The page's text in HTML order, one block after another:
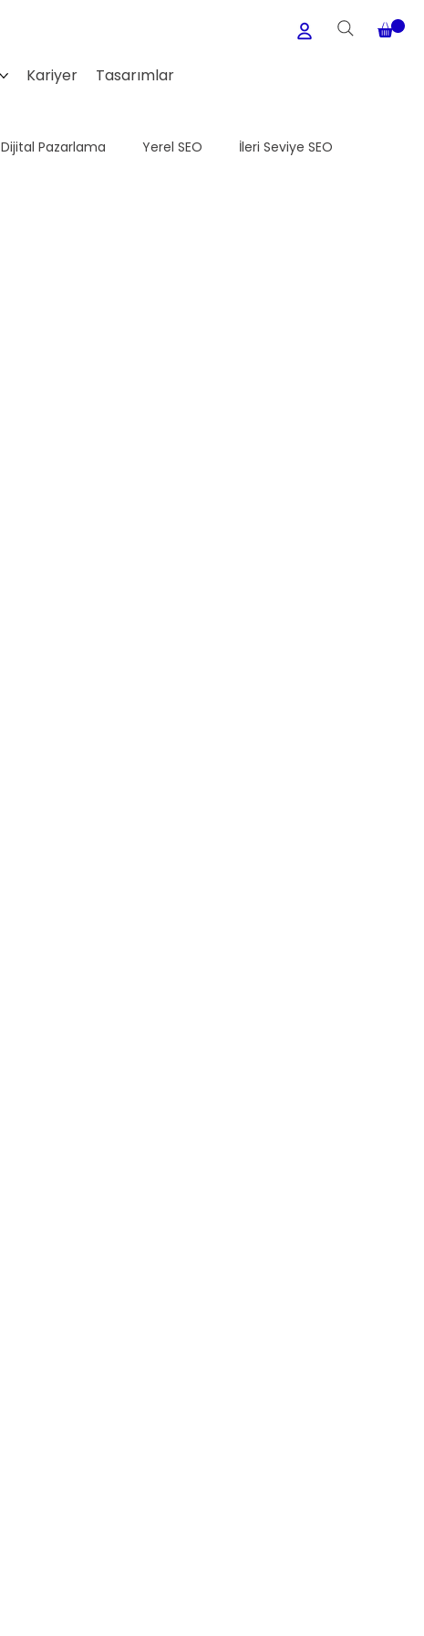
Kariyer Tasarımlar
Dijital Pazarlama Yerel SEO İleri Seviye SEO